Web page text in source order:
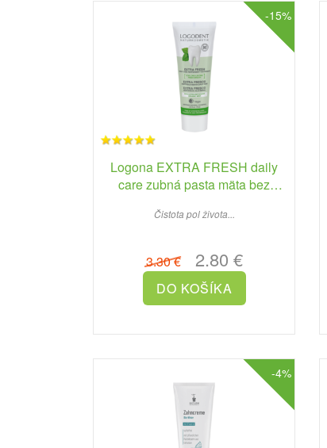
-15%
Logona EXTRA FRESH daily
care zubná pasta mäta bez
Čistota pol života...
3.30 €2.80 €
-4%